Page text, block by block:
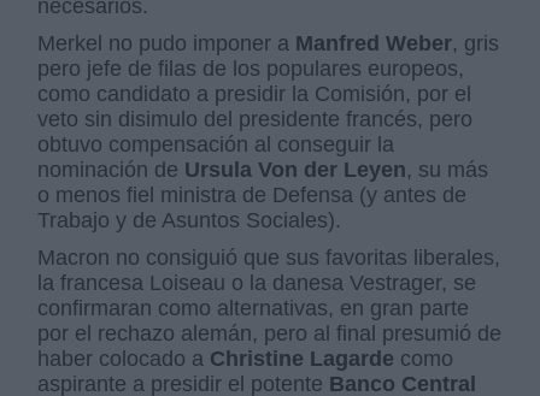
necesarios.
Merkel no pudo imponer a Manfred Weber, gris
pero jefe de filas de los populares europeos,
como candidato a presidir la Comisión, por el
veto sin disimulo del presidente francés, pero
obtuvo compensación al conseguir la
nominación de Ursula Von der Leyen, su más
o menos fiel ministra de Defensa (y antes de
Trabajo y de Asuntos Sociales).
Macron no consiguió que sus favoritas liberales,
la francesa Loiseau o la danesa Vestrager, se
confirmaran como alternativas, en gran parte
por el rechazo alemán, pero al final presumió de
haber colocado a Christine Lagarde como
aspirante a presidir el potente Banco Central